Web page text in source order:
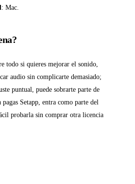
: Mac.
todo si quieres mejorar el sonido,
audio sin complicarte demasiado;
puntual, puede sobrarte parte de
Setapp, entra como parte del
probarla sin comprar otra licencia